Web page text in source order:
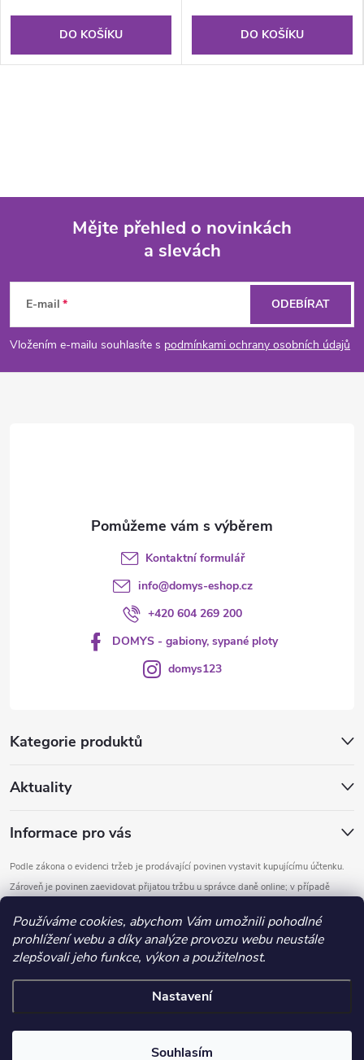
Používáme cookies, abychom Vám umožnili pohodlné
prohlížení webu a díky analýze provozu webu neustále
zlepšovali jeho funkce, výkon a použitelnost.
Nastavení
Souhlasím
DO KOŠÍKU DO KOŠÍKU
p
a
Mějte přehled o novinkách
a slevách
E-mail
Vložením e-mailu souhlasíte s podmínkami ochrany osobních údajů
ODEBÍRAT
Kategorie produktů
Aktuality
Informace pro vás
Podle zákona o evidenci tržeb je prodávající povinen vystavit kupujícímu účtenku.
Zároveň je povinen zaevidovat přijatou tržbu u správce daně online; v případě
Kontaktní formulář
info@domys-eshop.cz
+420 604 269 200
DOMYS - gabiony, sypané ploty
domys123
Vytvořil Shoptet
Copyright 2026DOMYS. Všechna práva vyhrazena.
.detail-parameters img, .basic-description img, .extended-description